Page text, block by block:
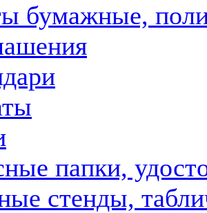
бумажные,
папки,
стенды,